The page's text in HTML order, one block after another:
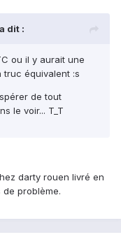
dit :
ou il y aurait une
équivalent :s
de tout
le voir... T_T
darty rouen livré en
problème.